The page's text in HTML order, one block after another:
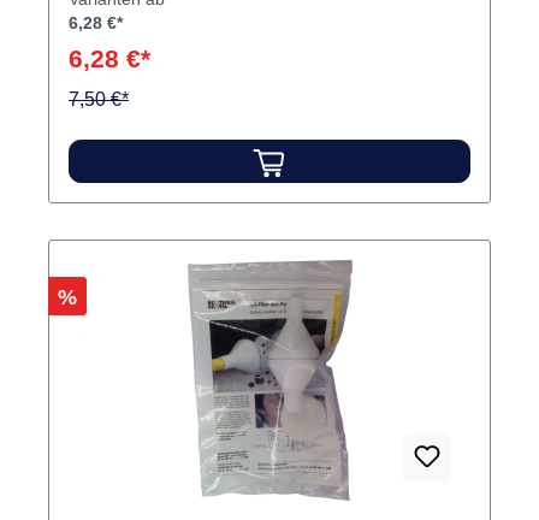
6,28 €*
6,28 €*
7,50 €*
Rabatt
%